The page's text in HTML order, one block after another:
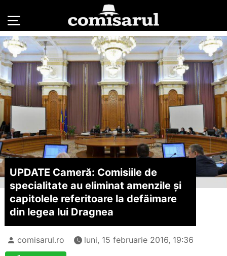
UPDATE Cameră: Comisiile de
specialitate au eliminat amenzile și
capitolele referitoare la defăimare
din legea lui Dragnea
comisarul.ro luni, 15 februarie 2016, 19:36